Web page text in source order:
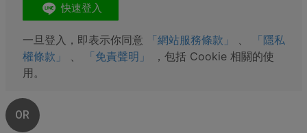
一旦登入，即表示你同意 「網站服務條款」
「隱私
權條款」
「免責聲明」
，包括 Cookie 相關的使
用。
OR